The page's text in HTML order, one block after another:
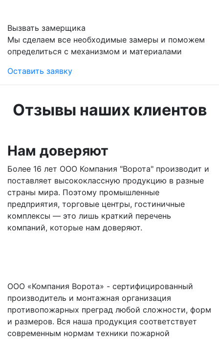
Вызвать замерщика
Мы сделаем все необходимые замеры и поможем
определиться с механизмом и материалами
Оставить заявку
Отзывы наших клиентов
Нам доверяют
Более 16 лет ООО Компания "Ворота" производит и
поставляет высококлассную продукцию в разные
страны мира. Поэтому промышленные
предприятия, торговые центры, гостиничные
комплексы — это лишь краткий перечень
компаний, которые нам доверяют.
ООО «Компания Ворота» - сертифицированный
производитель и монтажная организация
противопожарных преград любой сложности, форм
и размеров. Вся наша продукция соответствует
современным нормам техники пожарной